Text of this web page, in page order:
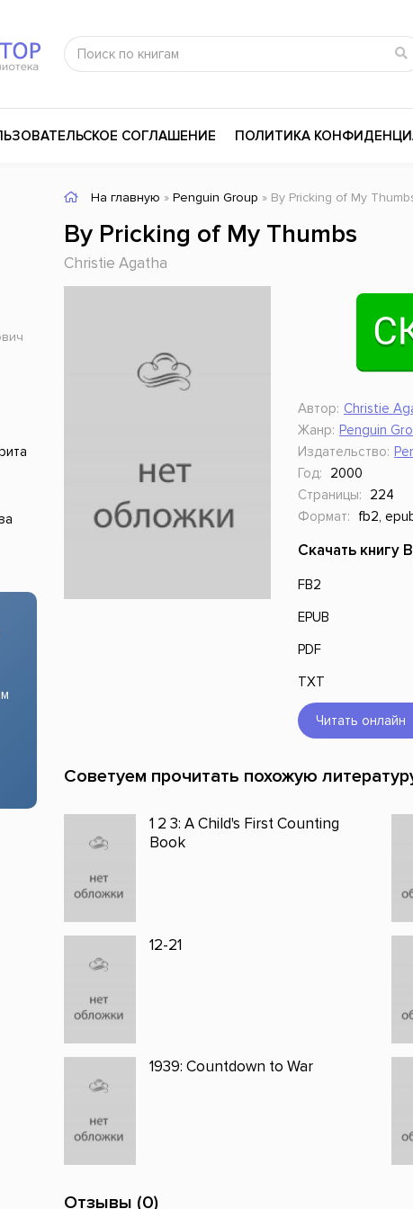
Медицина и здоровье
Научная литература
Любовные романы
Научные издания
Юмор и
СОГЛАШЕНИЕ ПОЛИТИКА
На главную » Penguin Group » By Pricking of My
By Pricking of My Thumbs
Christie Agatha
Автор: Christie
Жанр: Penguin
Издательство:
Год:
2000
Страницы:
224
Формат:
fb2,
Скачать книгу
FB2
EPUB
PDF
TXT
Читать онлайн
Советуем прочитать похожую
1 2 3: A Child's First Counting
Book
12-21
1939: Countdown to War
Отзывы (0)